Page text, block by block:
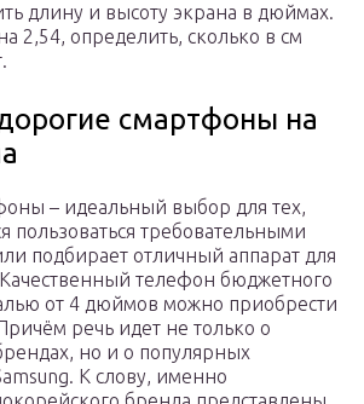
длину и высоту экрана в дюймах.
2,54, определить, сколько в см
смартфоны на
– идеальный выбор для тех,
пользоваться требовательными
подбирает отличный аппарат для
телефон бюджетного
от 4 дюймов можно приобрести
речь идет не только о
но и о популярных
К слову, именно